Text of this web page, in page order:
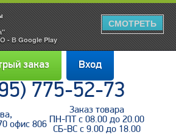
- В Google Play
СМОТРЕТЬ
Войти
заказ Вход
775-52-73
офис 806
Заказ товара
ПН-ПТ с 08.00 до 20.00
СБ-ВС с 9.00 до 18.00